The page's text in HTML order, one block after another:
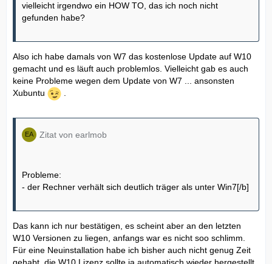
vielleicht irgendwo ein HOW TO, das ich noch nicht
gefunden habe?
Also ich habe damals von W7 das kostenlose Update auf W10
gemacht und es läuft auch problemlos. Vielleicht gab es auch
keine Probleme wegen dem Update von W7 ... ansonsten
Xubuntu
.
Zitat von earlmob
Probleme:
- der Rechner verhält sich deutlich träger als unter Win7[/b]
Das kann ich nur bestätigen, es scheint aber an den letzten
W10 Versionen zu liegen, anfangs war es nicht soo schlimm.
Für eine Neuinstallation habe ich bisher auch nicht genug Zeit